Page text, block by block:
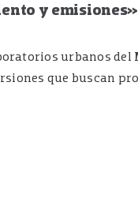
y emisiones»
urbanos del
que buscan